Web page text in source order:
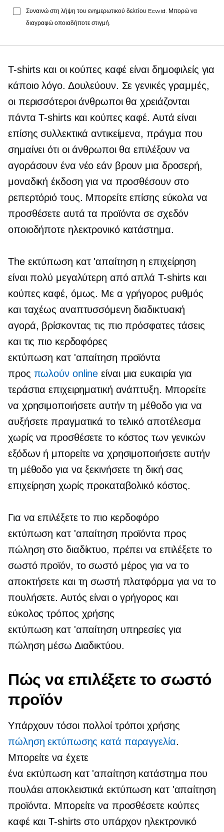
Συναινώ στη λήψη του ενημερωτικού δελτίου Ecwid. Μπορώ να
διαγραφώ οποιαδήποτε στιγμή.
T-shirts και οι κούπες καφέ είναι δημοφιλείς για
κάποιο λόγο. Δουλεύουν. Σε γενικές γραμμές,
οι περισσότεροι άνθρωποι θα χρειάζονται
πάνταT-shirtsκαι κούπες καφέ. Αυτά είναι
επίσης συλλεκτικά αντικείμενα, πράγμα που
σημαίνει ότι οι άνθρωποι θα επιλέξουν να
αγοράσουν ένα νέο εάν βρουν μια δροσερή,
μοναδική έκδοση για να προσθέσουν στο
ρεπερτόριό τους. Μπορείτε επίσης εύκολα να
προσθέσετε αυτά τα προϊόντα σε σχεδόν
οποιοδήποτε ηλεκτρονικό κατάστημα.
The εκτύπωση κατ 'απαίτηση η επιχείρηση
είναι πολύ μεγαλύτερη από απλά T-shirts και
κούπες καφέ, όμως. Με α γρήγορος ρυθμός
και ταχέως αναπτυσσόμενη διαδικτυακή
αγορά, βρίσκοντας τις πιο πρόσφατες τάσεις
και τις πιο κερδοφόρες
εκτύπωση κατ 'απαίτηση προϊόντα
προς πωλούν online είναι μια ευκαιρία για
τεράστια επιχειρηματική ανάπτυξη. Μπορείτε
να χρησιμοποιήσετε αυτήν τη μέθοδο για να
αυξήσετε πραγματικά το τελικό αποτέλεσμα
χωρίς να προσθέσετε το κόστος των γενικών
εξόδων ή μπορείτε να χρησιμοποιήσετε αυτήν
τη μέθοδο για να ξεκινήσετε τη δική σας
επιχείρηση χωρίς προκαταβολικό κόστος.
Για να επιλέξετε το πιο κερδοφόρο
εκτύπωση κατ 'απαίτηση προϊόντα προς
πώληση στο διαδίκτυο, πρέπει να επιλέξετε το
σωστό προϊόν, το σωστό μέρος για να το
αποκτήσετε και τη σωστή πλατφόρμα για να το
πουλήσετε. Αυτός είναι ο γρήγορος και
εύκολος τρόπος χρήσης
εκτύπωση κατ 'απαίτηση υπηρεσίες για
πώληση μέσω Διαδικτύου.
Πώς να επιλέξετε το σωστό
προϊόν
Υπάρχουν τόσοι πολλοί τρόποι χρήσης
πώληση εκτύπωσης κατά παραγγελία.
Μπορείτε να έχετε
ένα εκτύπωση κατ 'απαίτηση κατάστημα που
πουλάει αποκλειστικά εκτύπωση κατ 'απαίτηση
προϊόντα. Μπορείτε να προσθέσετε κούπες
καφέ καιT-shirts στο υπάρχον ηλεκτρονικό